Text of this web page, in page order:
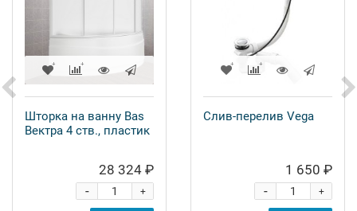
Шторка на ванну Bas
Вектра 4 ств., пластик
28 324 ₽
+
-
Слив-перелив Vega
1 650 ₽
+
-